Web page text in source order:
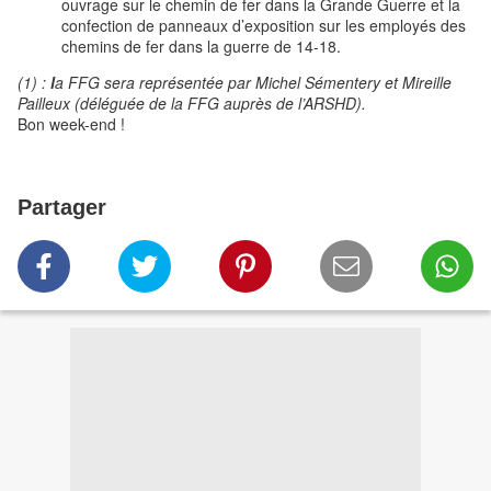
ouvrage sur le chemin de fer dans la Grande Guerre et la
confection de panneaux d’exposition sur les employés des
chemins de fer dans la guerre de 14-18.
(1) : la FFG sera représentée par Michel Sémentery et Mireille
Pailleux (déléguée de la FFG auprès de l’ARSHD).
Bon week-end !
Partager